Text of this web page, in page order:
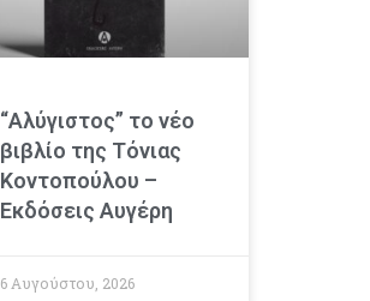
“Αλύγιστος” το νέο
βιβλίο της Τόνιας
Κοντοπούλου –
Εκδόσεις Αυγέρη
6 Αυγούστου, 2026